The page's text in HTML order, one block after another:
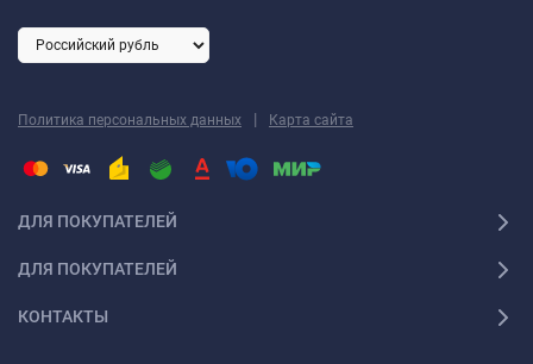
Политика персональных данных | Карта сайта
ДЛЯ ПОКУПАТЕЛЕЙ
ДЛЯ ПОКУПАТЕЛЕЙ
КОНТАКТЫ